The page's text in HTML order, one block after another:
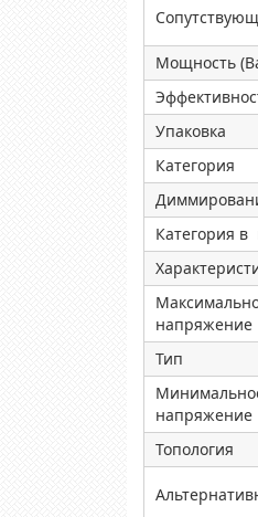
Мощность
Упаковка
Категория
Категория в
напряжение
Тип
напряжение
Топология